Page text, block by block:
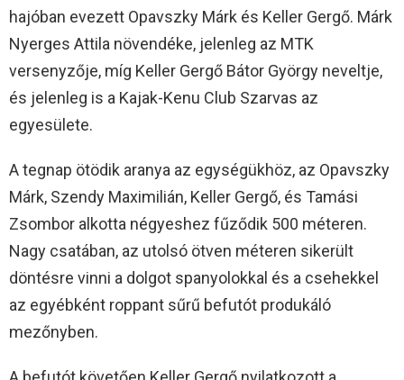
hajóban evezett Opavszky Márk és Keller Gergő. Márk
Nyerges Attila növendéke, jelenleg az MTK
versenyzője, míg Keller Gergő Bátor György neveltje,
és jelenleg is a Kajak-Kenu Club Szarvas az
egyesülete.
A tegnap ötödik aranya az egységükhöz, az Opavszky
Márk, Szendy Maximilián, Keller Gergő, és Tamási
Zsombor alkotta négyeshez fűződik 500 méteren.
Nagy csatában, az utolsó ötven méteren sikerült
döntésre vinni a dolgot spanyolokkal és a csehekkel
az egyébként roppant sűrű befutót produkáló
mezőnyben.